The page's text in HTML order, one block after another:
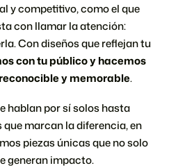
y competitivo, como el que
con llamar la atención:
Con diseños que reflejan tu
con tu público y hacemos
y memorable.
hablan por sí solos hasta
marcan la diferencia, en
piezas únicas que no solo
generan impacto.